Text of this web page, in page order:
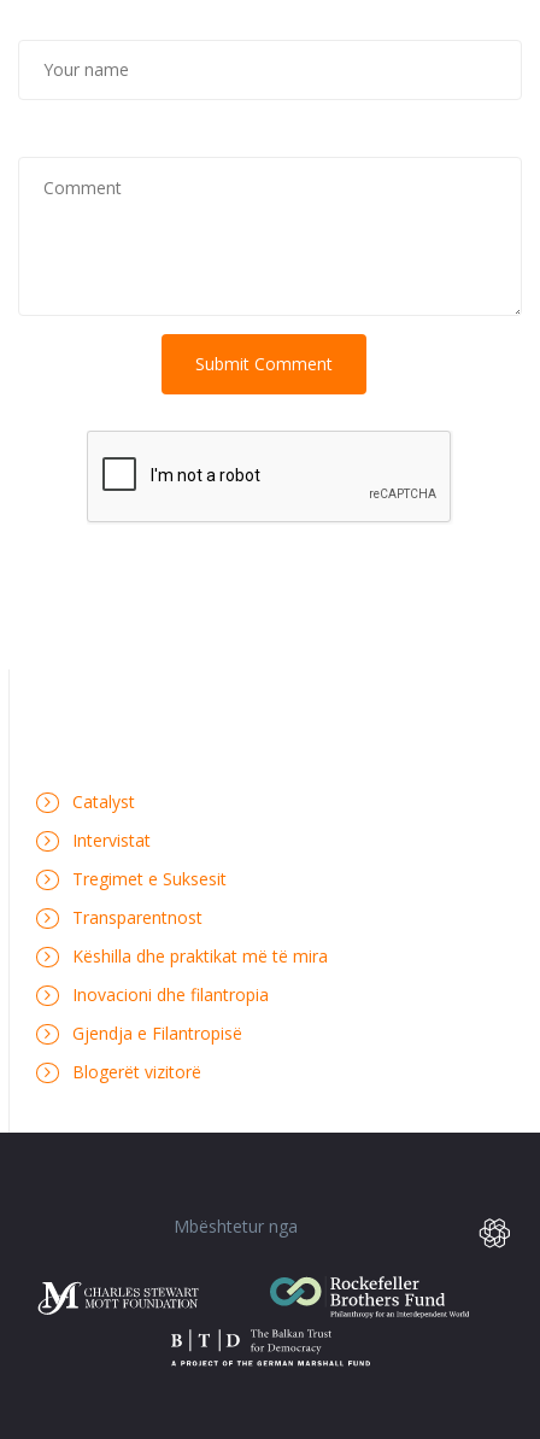
Catalyst
Intervistat
Tregimet e Suksesit
Transparentnost
Këshilla dhe praktikat më të mira
Inovacioni dhe filantropia
Gjendja e Filantropisë
Blogerët vizitorë
Mbështetur nga